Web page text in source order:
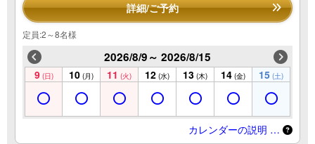
詳細/ご予約
定員:2～8名様
2026/8/9～ 2026/8/15
9 (日) 10 (月) 11 (火) 12 (水) 13 (木) 14 (金) 15 (土)
カレンダーの説明 …